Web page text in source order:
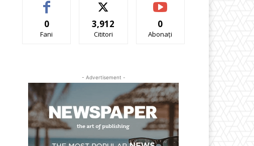
0
Fani
3,912
Cititori
0
Abonați
- Advertisement -